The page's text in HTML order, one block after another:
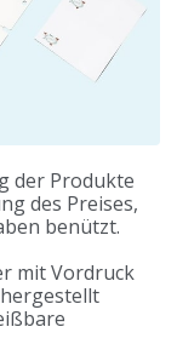
der Produkte
des Preises,
benützt.
mit Vordruck